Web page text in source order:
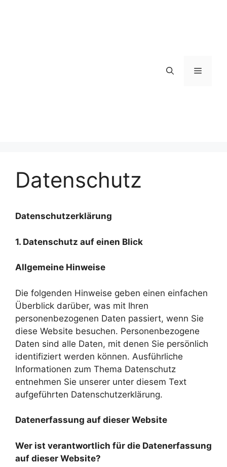
Menü
Datenschutz
Datenschutzerklärung
1. Datenschutz auf einen Blick
Allgemeine Hinweise
Die folgenden Hinweise geben einen einfachen
Überblick darüber, was mit Ihren
personenbezogenen Daten passiert, wenn Sie
diese Website besuchen. Personenbezogene
Daten sind alle Daten, mit denen Sie persönlich
identifiziert werden können. Ausführliche
Informationen zum Thema Datenschutz
entnehmen Sie unserer unter diesem Text
aufgeführten Datenschutzerklärung.
Datenerfassung auf dieser Website
Wer ist verantwortlich für die Datenerfassung
auf dieser Website?